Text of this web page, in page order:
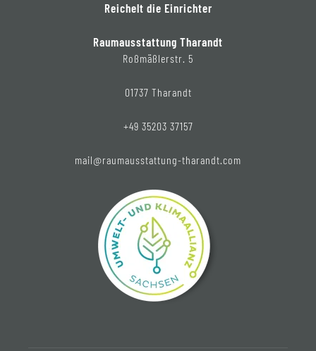
Reichelt die Einrichter
Raumausstattung Tharandt
Roßmäßlerstr. 5
01737 Tharandt
+49 35203 37157
mail@raumausstattung-tharandt.com